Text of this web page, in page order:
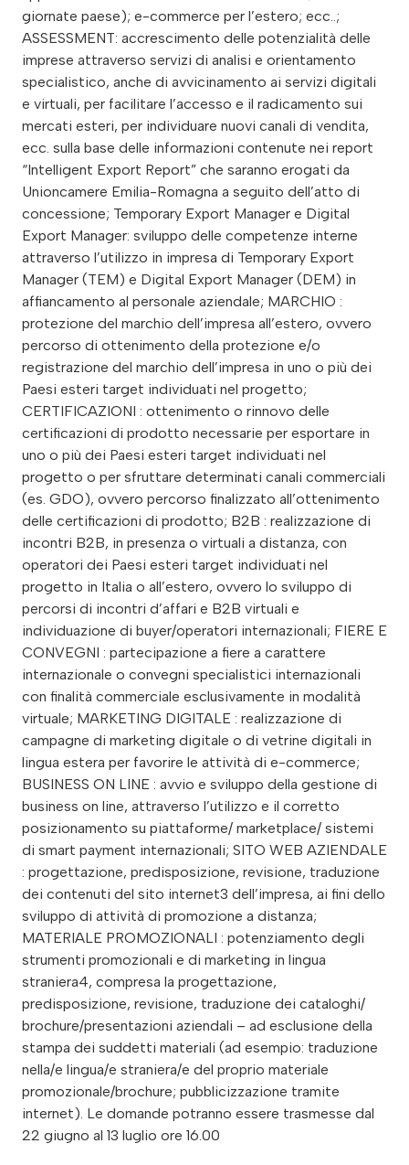
giornate paese); e-commerce per l’estero; ecc..;
ASSESSMENT: accrescimento delle potenzialità delle
imprese attraverso servizi di analisi e orientamento
specialistico, anche di avvicinamento ai servizi digitali
e virtuali, per facilitare l’accesso e il radicamento sui
mercati esteri, per individuare nuovi canali di vendita,
ecc. sulla base delle informazioni contenute nei report
“Intelligent Export Report” che saranno erogati da
Unioncamere Emilia-Romagna a seguito dell’atto di
concessione; Temporary Export Manager e Digital
Export Manager: sviluppo delle competenze interne
attraverso l’utilizzo in impresa di Temporary Export
Manager (TEM) e Digital Export Manager (DEM) in
affiancamento al personale aziendale; MARCHIO :
protezione del marchio dell’impresa all’estero, ovvero
percorso di ottenimento della protezione e/o
registrazione del marchio dell’impresa in uno o più dei
Paesi esteri target individuati nel progetto;
CERTIFICAZIONI : ottenimento o rinnovo delle
certificazioni di prodotto necessarie per esportare in
uno o più dei Paesi esteri target individuati nel
progetto o per sfruttare determinati canali commerciali
(es. GDO), ovvero percorso finalizzato all’ottenimento
delle certificazioni di prodotto; B2B : realizzazione di
incontri B2B, in presenza o virtuali a distanza, con
operatori dei Paesi esteri target individuati nel
progetto in Italia o all’estero, ovvero lo sviluppo di
percorsi di incontri d’affari e B2B virtuali e
individuazione di buyer/operatori internazionali; FIERE E
CONVEGNI : partecipazione a fiere a carattere
internazionale o convegni specialistici internazionali
con finalità commerciale esclusivamente in modalità
virtuale; MARKETING DIGITALE : realizzazione di
campagne di marketing digitale o di vetrine digitali in
lingua estera per favorire le attività di e-commerce;
BUSINESS ON LINE : avvio e sviluppo della gestione di
business on line, attraverso l’utilizzo e il corretto
posizionamento su piattaforme/ marketplace/ sistemi
di smart payment internazionali; SITO WEB AZIENDALE
: progettazione, predisposizione, revisione, traduzione
dei contenuti del sito internet3 dell’impresa, ai fini dello
sviluppo di attività di promozione a distanza;
MATERIALE PROMOZIONALI : potenziamento degli
strumenti promozionali e di marketing in lingua
straniera4, compresa la progettazione,
predisposizione, revisione, traduzione dei cataloghi/
brochure/presentazioni aziendali – ad esclusione della
stampa dei suddetti materiali (ad esempio: traduzione
nella/e lingua/e straniera/e del proprio materiale
promozionale/brochure; pubblicizzazione tramite
internet). Le domande potranno essere trasmesse dal
22 giugno al 13 luglio ore 16.00